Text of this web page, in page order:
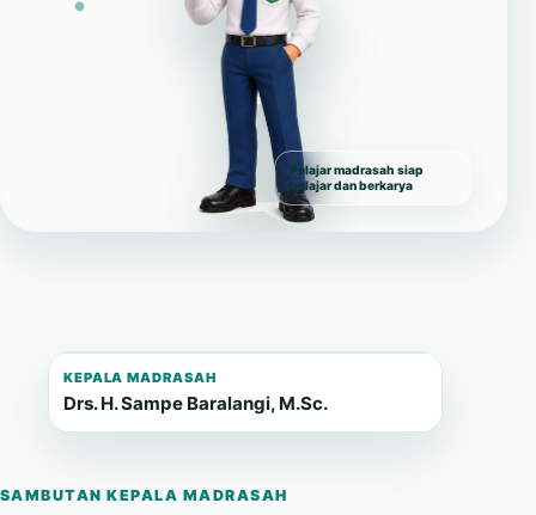
Pelajar madrasah siap
belajar dan berkarya
KEPALA MADRASAH
Drs. H. Sampe Baralangi, M.Sc.
SAMBUTAN KEPALA MADRASAH